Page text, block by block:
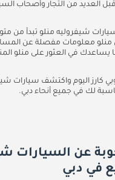
العديد من التجار وأصحاب
منلو معلومات مفصلة عن
يساعدك في العثور على منلو
كارز اليوم واكتشف سيارات
لك في جميع أنحاء دبي.
عن السيارات
في دبي